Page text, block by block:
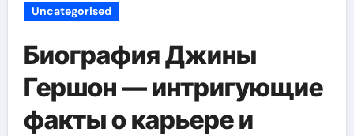
Uncategorised
Биография Джины
Гершон — интригующие
факты о карьере и